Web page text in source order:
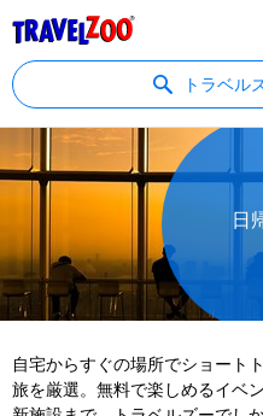
トラベル
日
自宅からすぐの場所でショート
旅を厳選。無料で楽しめるイベ